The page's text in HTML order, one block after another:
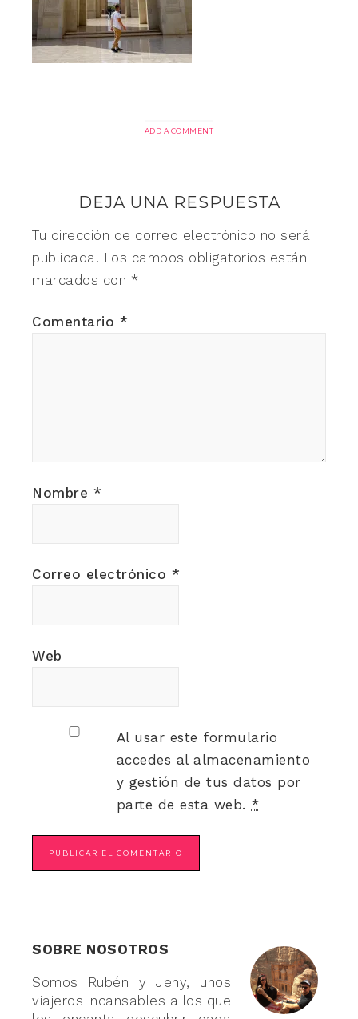
ADD A COMMENT
DEJA UNA RESPUESTA
Tu dirección de correo electrónico no será
publicada. Los campos obligatorios están
marcados con *
Comentario *
Nombre *
Correo electrónico *
Web
Al usar este formulario
accedes al almacenamiento
y gestión de tus datos por
parte de esta web. *
SOBRE NOSOTROS
Somos Rubén y Jeny, unos
viajeros incansables a los que